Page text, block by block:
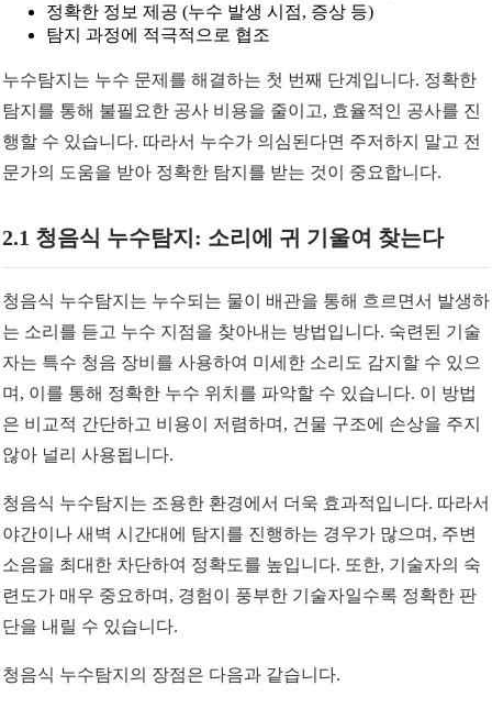
정확한 정보 제공 (누수 발생 시점, 증상 등)
탐지 과정에 적극적으로 협조
누수탐지는 누수 문제를 해결하는 첫 번째 단계입니다. 정확한
탐지를 통해 불필요한 공사 비용을 줄이고, 효율적인 공사를 진
행할 수 있습니다. 따라서 누수가 의심된다면 주저하지 말고 전
문가의 도움을 받아 정확한 탐지를 받는 것이 중요합니다.
2.1 청음식 누수탐지: 소리에 귀 기울여 찾는다
청음식 누수탐지는 누수되는 물이 배관을 통해 흐르면서 발생하
는 소리를 듣고 누수 지점을 찾아내는 방법입니다. 숙련된 기술
자는 특수 청음 장비를 사용하여 미세한 소리도 감지할 수 있으
며, 이를 통해 정확한 누수 위치를 파악할 수 있습니다. 이 방법
은 비교적 간단하고 비용이 저렴하며, 건물 구조에 손상을 주지
않아 널리 사용됩니다.
청음식 누수탐지는 조용한 환경에서 더욱 효과적입니다. 따라서
야간이나 새벽 시간대에 탐지를 진행하는 경우가 많으며, 주변
소음을 최대한 차단하여 정확도를 높입니다. 또한, 기술자의 숙
련도가 매우 중요하며, 경험이 풍부한 기술자일수록 정확한 판
단을 내릴 수 있습니다.
청음식 누수탐지의 장점은 다음과 같습니다.